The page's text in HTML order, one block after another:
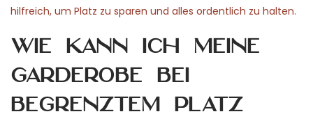
hilfreich, um Platz zu sparen und alles ordentlich zu halten.
Wie kann ich meine
Garderobe bei
begrenztem Platz